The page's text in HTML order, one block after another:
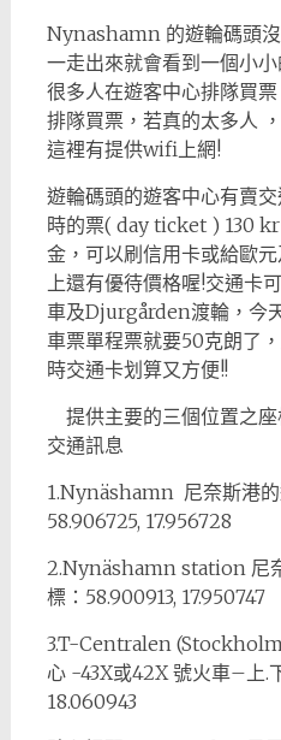
Nynashamn 的遊輪碼頭沒
一走出來就會看到一個小
很多人在遊客中心排隊買
排隊買票，若真的太多人
這裡有提供wifi上網!
遊輪碼頭的遊客中心有賣
時的票( day ticket ) 130 kr
金，可以刷信用卡或給歐
上還有優待價格喔!交通卡
車及Djurgården渡輪，今
車票單程票就要50克朗了
時交通卡划算又方便!!
提供主要的三個位置之
交通訊息
1.Nynäshamn 尼奈斯港的
58.906725, 17.956728
2.Nynäshamn station 尼
標：58.900913, 17.950747
3.T-Centralen
心 -43X或42X 號火車–上.
18.060943